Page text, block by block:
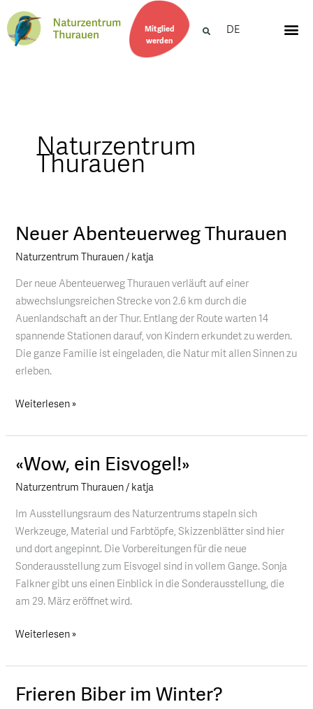
Mitglied
werden
DE
Naturzentrum
Thurauen
Neuer Abenteuerweg Thurauen
Naturzentrum Thurauen/ katja
Der neue Abenteuerweg Thurauen verläuft auf einer
abwechslungsreichen Strecke von 2.6 km durch die
Auenlandschaft an der Thur. Entlang der Route warten 14
spannende Stationen darauf, von Kindern erkundet zu werden.
Die ganze Familie ist eingeladen, die Natur mit allen Sinnen zu
erleben.
Neuer
Thurauen
Weiterlesen »
«Wow, ein Eisvogel!»
Naturzentrum Thurauen/ katja
Im Ausstellungsraum des Naturzentrums stapeln sich
Werkzeuge, Material und Farbtöpfe, Skizzenblätter sind hier
und dort angepinnt. Die Vorbereitungen für die neue
Sonderausstellung zum Eisvogel sind in vollem Gange. Sonja
Falkner gibt uns einen Einblick in die Sonderausstellung, die
am 29. März eröffnet wird.
«Wow,
Eisvogel!»
Weiterlesen »
Frieren Biber im Winter?
Frieren